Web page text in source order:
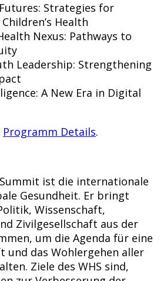
Strategies for
Health
Nexus: Pathways to
Leadership: Strengthening
A New Era in Digital
Programm Details.
ist die internationale
Gesundheit. Er bringt
Wissenschaft,
Zivilgesellschaft aus der
um die Agenda für eine
und das Wohlergehen aller
Ziele des WHS sind,